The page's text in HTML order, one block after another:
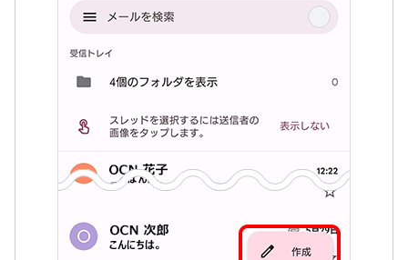
NTTドコモビジネスのお客さ
まはこちら
工事・故障情報通知
サービス
OCN サービス一覧